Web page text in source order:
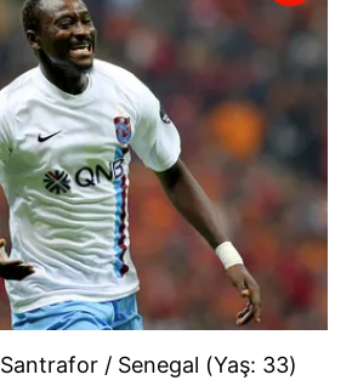
Santrafor / Senegal (Yaş: 33)